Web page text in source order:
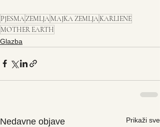
PJESMAZEMLJAMAJKA ZEMLJAKARLIENE
MOTHER EARTH
Glazba
Nedavne objave Prikaži sve